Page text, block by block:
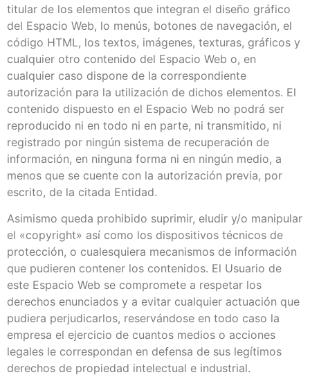
titular de los elementos que integran el diseño gráfico
del Espacio Web, lo menús, botones de navegación, el
código HTML, los textos, imágenes, texturas, gráficos y
cualquier otro contenido del Espacio Web o, en
cualquier caso dispone de la correspondiente
autorización para la utilización de dichos elementos. El
contenido dispuesto en el Espacio Web no podrá ser
reproducido ni en todo ni en parte, ni transmitido, ni
registrado por ningún sistema de recuperación de
información, en ninguna forma ni en ningún medio, a
menos que se cuente con la autorización previa, por
escrito, de la citada Entidad.
Asimismo queda prohibido suprimir, eludir y/o manipular
el «copyright» así como los dispositivos técnicos de
protección, o cualesquiera mecanismos de información
que pudieren contener los contenidos. El Usuario de
este Espacio Web se compromete a respetar los
derechos enunciados y a evitar cualquier actuación que
pudiera perjudicarlos, reservándose en todo caso la
empresa el ejercicio de cuantos medios o acciones
legales le correspondan en defensa de sus legítimos
derechos de propiedad intelectual e industrial.